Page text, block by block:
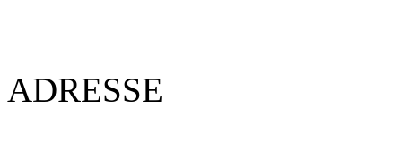
ADRESSE